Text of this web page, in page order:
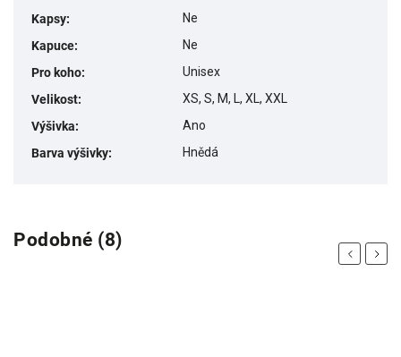
Kapsy:
Ne
Kapuce:
Ne
Pro koho:
Unisex
Velikost:
XS, S, M, L, XL, XXL
Výšivka:
Ano
Barva výšivky: Hnědá
Podobné (8)
PreviousNext